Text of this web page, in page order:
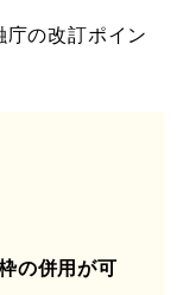
庁の改訂ポイン
の併用が可